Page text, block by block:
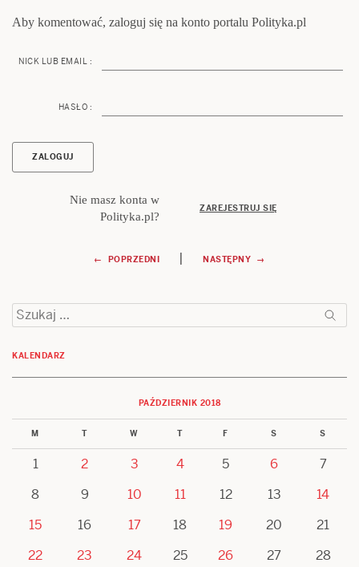
Aby komentować, zaloguj się na konto portalu Polityka.pl
NICK LUB EMAIL :
HASŁO :
Nie masz konta w
Polityka.pl?
ZAREJESTRUJ SIĘ
Nawigacja
wpisu
← POPRZEDNI | NASTĘPNY →
Szukaj:
KALENDARZ
PAŹDZIERNIK 2018
M T W T F S S
1 2 3 4 5 6
7
8
9 10 11 12 13
14
15
16 17 18 19 20
21
22
23 24 25 26 27
28